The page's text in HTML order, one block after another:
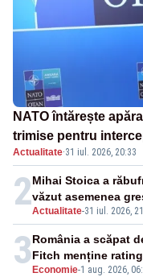
NATO întărește
trimise pentru
Actualitate·31 iul. 2026, 20:33
2Actualitate-31 iul. 2026,
Mihai Stoica a
văzut asemenea
3 Economie-1 aug. 2026,
România a scăpat
Fitch menține